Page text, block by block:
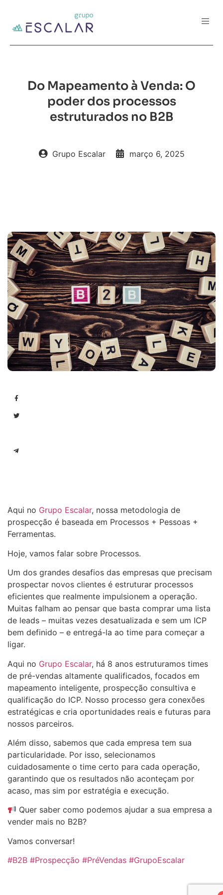
Do Mapeamento à Venda: O
poder dos processos
estruturados no B2B
Grupo Escalar março 6, 2025
Aqui no Grupo Escalar, nossa metodologia de
prospecção é baseada em Processos + Pessoas +
Ferramentas.
Hoje, vamos falar sobre Processos.
Um dos grandes desafios das empresas que precisam
prospectar novos clientes é estruturar processos
eficientes que realmente impulsionem a operação.
Muitas falham ao pensar que basta comprar uma lista
de leads – muitas vezes desatualizada e sem um ICP
bem definido – e entregá-la ao time para começar a
ligar.
Aqui no Grupo Escalar, há 8 anos estruturamos times
de pré-vendas altamente qualificados, focados em
mapeamento inteligente, prospecção consultiva e
qualificação do ICP. Nosso processo gera conexões
estratégicas e cria oportunidades reais e futuras para
nossos parceiros.
Além disso, sabemos que cada empresa tem sua
particularidade. Por isso, selecionamos
cuidadosamente o time certo para cada operação,
garantindo que os resultados não aconteçam por
acaso, mas sim por estratégia e execução.
Quer saber como podemos ajudar a sua empresa a
vender mais no B2B?
Vamos conversar!
#B2B #Prospecção #PréVendas #GrupoEscalar